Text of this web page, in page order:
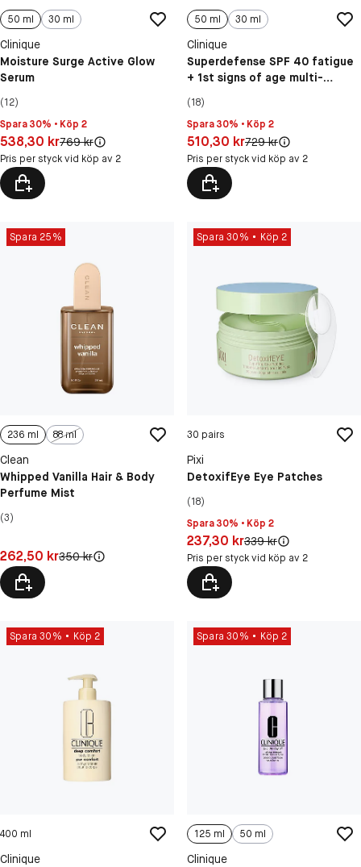
50 ml 30 ml
Clinique
Moisture Surge Active Glow
Serum
(12)
Spara 30% • Köp 2
Pris: 538,30 kr
538,30 krOriginal pris:
769 kr
Pris per styck vid köp av 2
50 ml 30 ml
Clinique
Superdefense SPF 40 fatigue
+ 1st signs of age multi-
(18)
Spara 30% • Köp 2
Pris: 510,30 kr
510,30 krOriginal pris:
729 kr
Pris per styck vid köp av 2
Spara 25%
236 ml 88 ml
Clean
Whipped Vanilla Hair & Body
Perfume Mist
(3)
Pris: 262,50 kr
262,50 krOriginal pris:
350 kr
Spara 30% Köp 2
30 pairs
Pixi
DetoxifEye Eye Patches
(18)
Spara 30% • Köp 2
Pris: 237,30 kr
237,30 krOriginal pris:
339 kr
Pris per styck vid köp av 2
Spara 30% Köp 2
400 ml
Clinique
Spara 30% Köp 2
125 ml 50 ml
Clinique